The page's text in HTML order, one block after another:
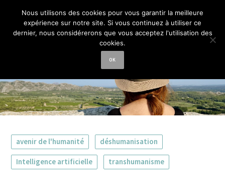
La femme aux
semelles de vent
avenir de l'humanité déshumanisation
Intelligence artificielle transhumanisme
Nous utilisons des cookies pour vous garantir la meilleure
expérience sur notre site. Si vous continuez à utiliser ce
dernier, nous considérerons que vous acceptez l'utilisation des
cookies.
OK